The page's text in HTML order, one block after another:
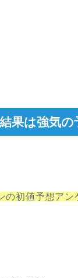
果は強気
の初値予想ア